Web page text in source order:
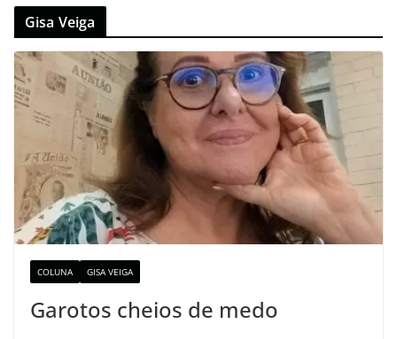
Gisa Veiga
COLUNA GISA VEIGA
Garotos cheios de medo